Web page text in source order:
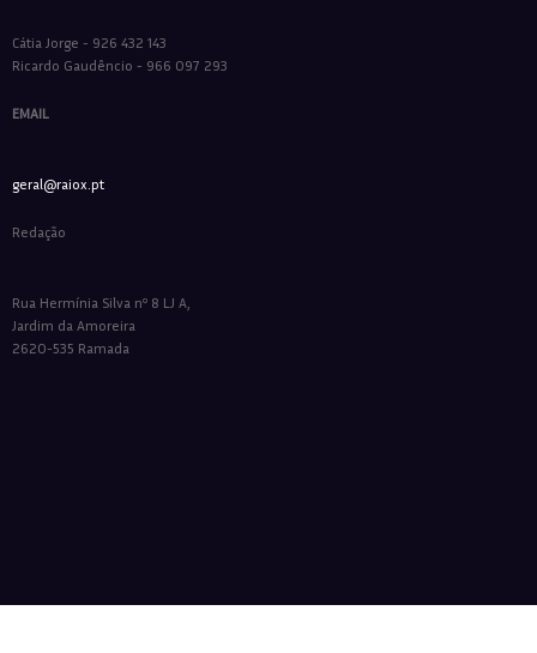
Cátia Jorge - 926 432 143
Ricardo Gaudêncio - 966 097 293
EMAIL
geral@raiox.pt
Redação
Rua Hermínia Silva nº 8 LJ A,
Jardim da Amoreira
2620-535 Ramada